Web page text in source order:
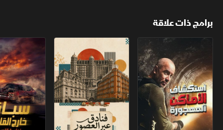
برامج ذات علاقة
استكشاف الأماكن المهجورة فنادق عبر العصور سباق خارج